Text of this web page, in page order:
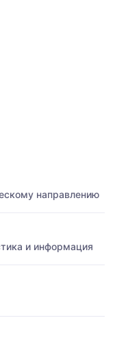
направлению
и информация